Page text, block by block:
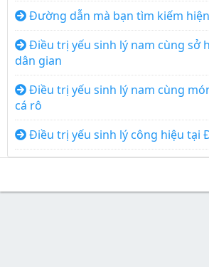
Đường dẫn mà bạn tìm kiếm
Điều trị yếu sinh lý nam cùng sở
dân gian
Điều trị yếu sinh lý nam cùng
cá rô
Điều trị yếu sinh lý công hiệu tại